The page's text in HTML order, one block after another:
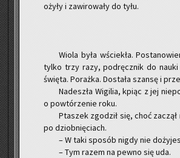
ożyły i za­wi­ro­wa­ły do tyłu.
Wiola była wście­kła.
tylko trzy razy, pod­ręcz­nik do nauki
świę­ta. Po­raż­ka. Do­sta­ła szan­sę i
Na­de­szła Wi­gi­lia, kpiąc z jej
o po­wtó­rze­nie roku.
Pta­szek zgo­dził się, choć
po dziob­nię­ciach.
– W taki spo­sób nigdy nie
– Tym razem na pewno się uda.